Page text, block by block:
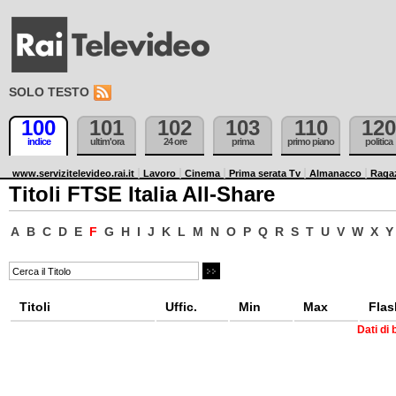
SOLO TESTO
100
indice
101
ultim'ora
102
24 ore
103
prima
110
primo piano
120
politica
www.servizitelevideo.rai.it Lavoro Cinema Prima serata Tv Almanacco
Titoli FTSE Italia All-Share
A B C D E F G H I J K L M N O P Q R S T U V W X Y
Titoli Uffic. Min Max
Dati di